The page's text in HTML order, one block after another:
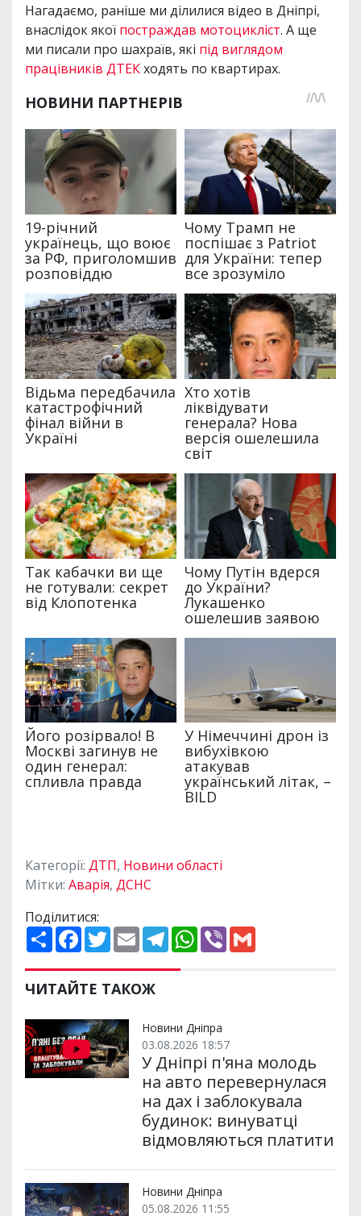
Нагадаємо, раніше ми ділилися відео в Дніпрі,
внаслідок якої постраждав мотоцикліст. А ще
ми писали про шахраїв, які під виглядом
працівників ДТЕКходять по квартирах.
Категорії: ДТП, Новини області
Мітки: Аварія, ДСНС
Поділитися:
П
о
и
р
и
и
F
a
e
b
o
k
T
w
t
t
e
E
m
i
l
T
e
e
m
W
h
p
V
ЧИТАЙТЕ ТАКОЖ
Новини Дніпра
03.08.2026 18:57
У Дніпрі п'яна молодь
на авто перевернулася
на дах і заблокувала
будинок: винуватці
відмовляються платити
Новини Дніпра
05.08.2026 11:55